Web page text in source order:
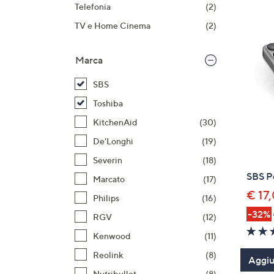
prodotti
Telefonia
(2)
TV e Home Cinema
(2)
Marca
SBS
Toshiba
KitchenAid
(30)
De'Longhi
(19)
Severin
(18)
Marcato
(17)
Philips
(16)
RGV
(12)
Kenwood
(11)
Reolink
(8)
SBS
€
-32%